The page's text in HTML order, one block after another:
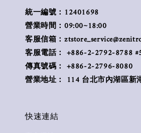
統一編號：12401698
營業時間：09:00~18:00
客服信箱：
客服電話： +886-2-2792-8788
傳真號碼： +886-2-2796-8080
營業地址： 114 台北市內湖區新
快速連結